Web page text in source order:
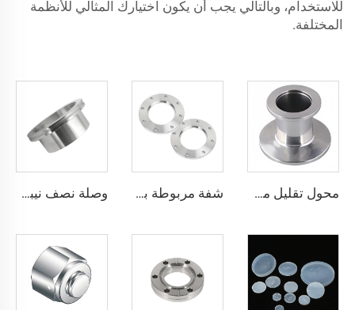
للاستخدام، وبالتالي يجب أن يكون اختيارك المثالي للأنظمة
المختلفة.
محول تقليل مستقيم من الفولاذ المقاوم للصدأ KF، محول مركزي مستقيم للصناعات شبه الموصلة من الفولاذ SS304 وSS316L، قطعة تجهيز أنابيب فراغية عالية شفة مربوطة ببراغي حسب معيار ISO-F، من الفولاذ المقاوم للصدأ، مقاسات ISO63-ISO500، شفة فارغة لفراغ عالٍ، قطع توصيل فراغية CNC من الفولاذ SS304 وSS316L للمجال أشباع وصلة نصف نيبل حسب نظام ISO-K، من الفولاذ المقاوم للصدأ SS304/SS316L، شفة توصيل ناعمة بنظام المشبك للحام في أنظمة الفراغ، نيبل عالي الجودة، مقاسات ISO63-500، L=30/100 مم